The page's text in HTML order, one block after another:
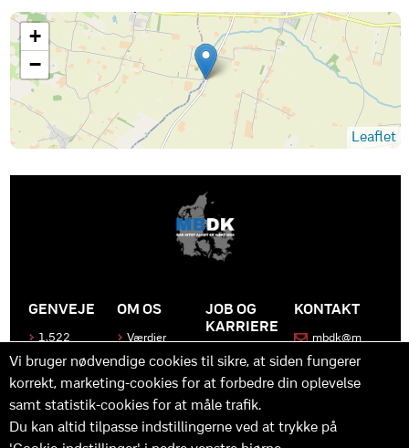
+
−
Leaflet
GENVEJE
1.522
Produkter
Kontakt
os
OM OS
Værdier
Historen
bag
MBDK
Hvad gør
os unikke
JOB OG
KARRIERE
Bliv en del
af MBDK
Vores
team
og
KONTAKT
mbdk@m
Vi bruger nødvendige cookies til sikre, at siden fungerer
korrekt, marketing-cookies for at forbedre din oplevelse
samt statistik-cookies for at måle trafik.
Du kan altid tilpasse indstillingerne ved at trykke på